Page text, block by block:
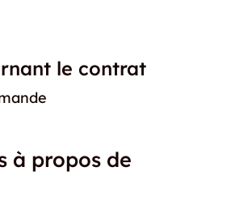
le contrat
à propos de